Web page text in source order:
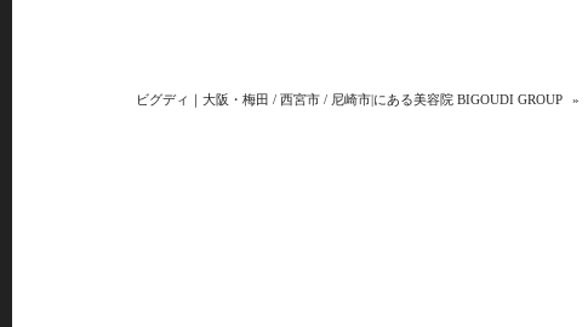
ビグディ｜大阪・梅田 / 西宮市 / 尼崎市|にある美容院 BIGOUDI GROUP »